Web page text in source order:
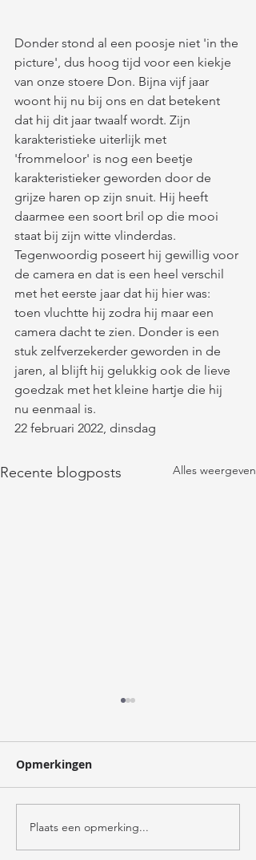
Donder stond al een poosje niet 'in the
picture', dus hoog tijd voor een kiekje
van onze stoere Don. Bijna vijf jaar
woont hij nu bij ons en dat betekent
dat hij dit jaar twaalf wordt. Zijn
karakteristieke uiterlijk met
'frommeloor' is nog een beetje
karakteristieker geworden door de
grijze haren op zijn snuit. Hij heeft
daarmee een soort bril op die mooi
staat bij zijn witte vlinderdas.
Tegenwoordig poseert hij gewillig voor
de camera en dat is een heel verschil
met het eerste jaar dat hij hier was:
toen vluchtte hij zodra hij maar een
camera dacht te zien. Donder is een
stuk zelfverzekerder geworden in de
jaren, al blijft hij gelukkig ook de lieve
goedzak met het kleine hartje die hij
nu eenmaal is.
22 februari 2022, dinsdag
Recente blogposts Alles weergeven
verzorger
Opmerkingen
Plaats een opmerking...